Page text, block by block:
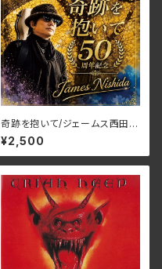
奇跡を抱いて/ジェームス西田
JMG-37(仕様:CD)
¥2,500